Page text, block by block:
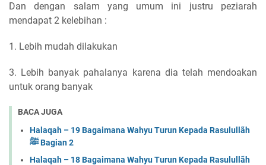
Dan dengan salam yang umum ini justru peziarah
mendapat 2 kelebihan :
1. Lebih mudah dilakukan
3. Lebih banyak pahalanya karena dia telah mendoakan
untuk orang banyak
BACA JUGA
Halaqah – 19 Bagaimana Wahyu Turun Kepada Rasulullãh
ﷺ Bagian 2
Halaqah – 18 Bagaimana Wahyu Turun Kepada Rasulullãh